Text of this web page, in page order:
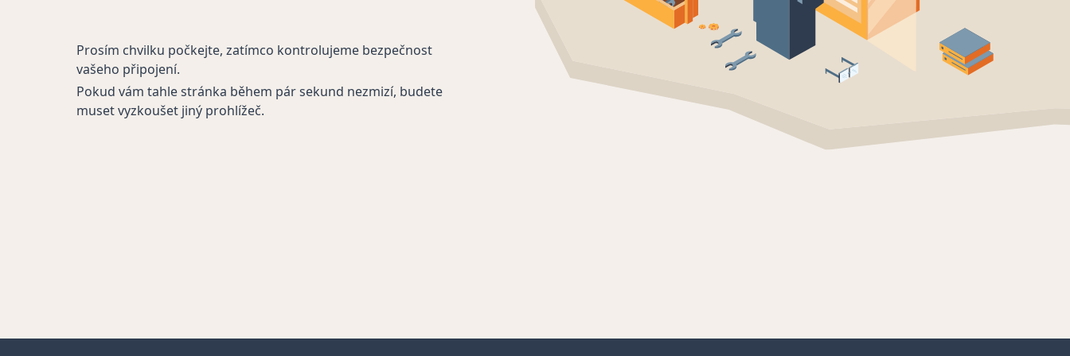
Prosím chvilku počkejte, zatímco kontrolujeme bezpečnost
vašeho připojení.
Pokud vám tahle stránka během pár sekund nezmizí, budete
muset vyzkoušet jiný prohlížeč.